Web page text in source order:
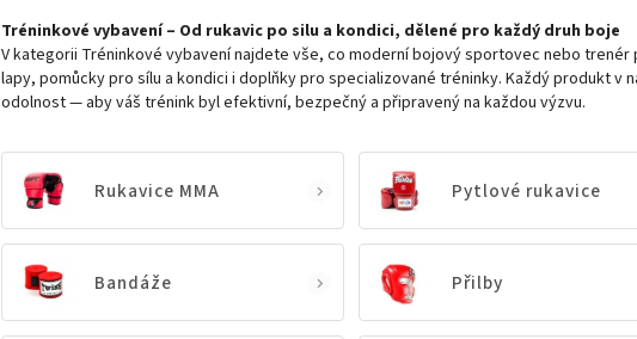
Tréninkové vybavení – Od rukavic po silu a kondici, dělené pro každý druh boje
V kategorii Tréninkové vybavení najdete vše, co moderní bojový sportovec nebo
lapy, pomůcky pro sílu a kondici i doplňky pro specializované tréninky. Každý produkt v
odolnost — aby váš trénink byl efektivní, bezpečný a připravený na každou výzvu.
Rukavice MMA Pytlové rukavice
Bandáže Přilby